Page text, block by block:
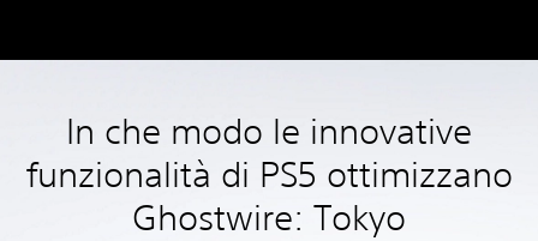
In che modo le innovative
funzionalità di PS5 ottimizzano
Ghostwire: Tokyo